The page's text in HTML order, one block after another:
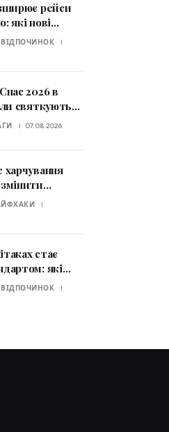
рейси
які нові
ВІДПОЧИНОК
2026 в
святкують
потрібно
07.08.2026
харчування
їжі: які
стає
які
вже
супутниковий
ВІДПОЧИНОК